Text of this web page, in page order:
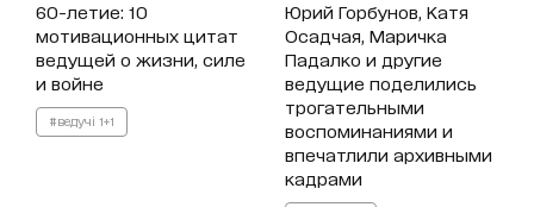
60-летие: 10
мотивационных цитат
ведущей о жизни, силе
и войне
#ведучі 1+1
Юрий Горбунов, Катя
Осадчая, Маричка
Падалко и другие
ведущие поделились
трогательными
воспоминаниями и
впечатлили архивными
кадрами